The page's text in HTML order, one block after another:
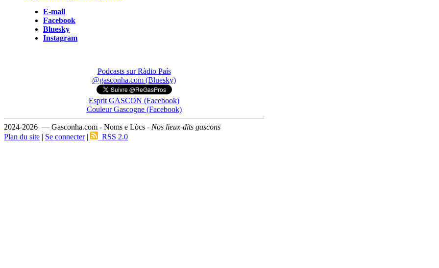
E-mail
Facebook
Bluesky
Instagram
Podcasts sur Ràdio País
@gasconha.com (Bluesky)
Esprit GASCON (Facebook)
Couleur Gascogne (Facebook)
2024-2026 — Gasconha.com - Noms e Lòcs - Nos lieux-dits gascons
Plan du site | Se connecter| RSS 2.0